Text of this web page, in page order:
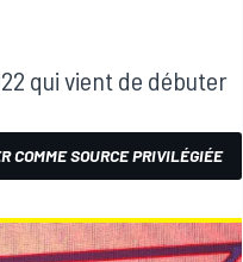
qui vient de débuter
COMME SOURCE PRIVILÉGIÉE